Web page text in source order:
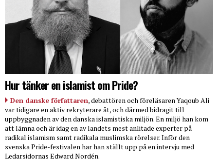
Hur tänker en islamist om Pride?
Den danske författaren, debattören och föreläsaren Yaqoub Ali
var tidigare en aktiv rekryterare åt, och därmed bidragit till
uppbyggnaden av den danska islamistiska miljön. En miljö han kom
att lämna och är idag en av landets mest anlitade experter på
radikal islamism samt radikala muslimska rörelser. Inför den
svenska Pride-festivalen har han ställt upp på en intervju med
Ledarsidornas Edward Nordén.